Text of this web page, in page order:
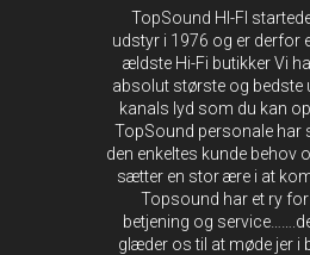
TopSound HI-FI
udstyr i 1976 og er derfor
ældste Hi-Fi butikker Vi
absolut største og bedste
kanals lyd som du kan
TopSound personale har
den enkeltes kunde behov
sætter en stor ære i at
Topsound har et ry
betjening og
glæder os til at møde jer i